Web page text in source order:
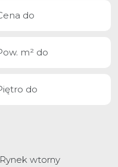
Rynek wtorny